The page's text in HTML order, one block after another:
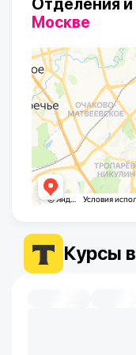
Отделения
Москве
Курсы